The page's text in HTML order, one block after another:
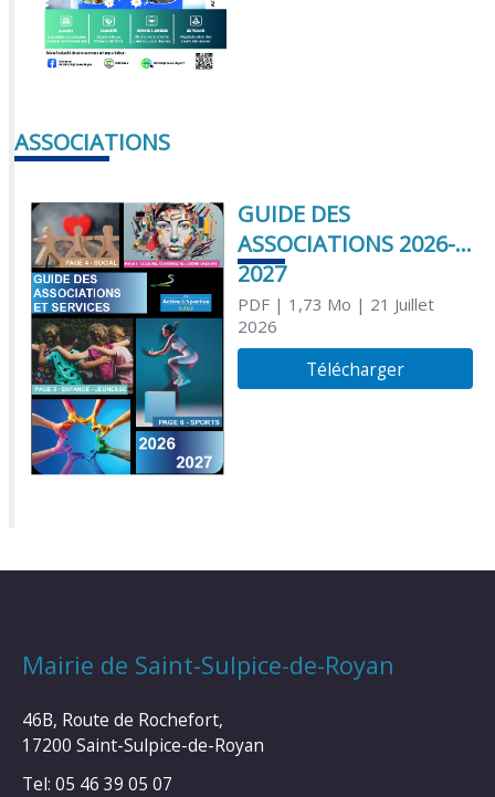
ASSOCIATIONS
GUIDE DES
ASSOCIATIONS 2026-
2027
PDF| 1,73 Mo | 21 Juillet
2026
Télécharger
Mairie de Saint-Sulpice-de-Royan
46B, Route de Rochefort,
17200 Saint-Sulpice-de-Royan
Tel: 05 46 39 05 07